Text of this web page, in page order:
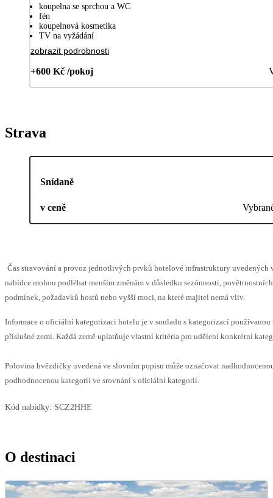
koupelna se sprchou a WC
fén
koupelnová kosmetika
TV na vyžádání
zobrazit podrobnosti
+600 Kč /pokoj
Strava
Snídaně
v ceně
Čas stravování a provoz jednotlivých prvků hotelové infrastruktury uvedených
nabídce mohou podléhat menším změnám v důsledku sezónnosti, povětrnostních
podmínek, požadavků hostů nebo vyšší moci, na které majitel nemá vliv.
Informace o oficiální kategorizaci hotelu je v souladu s kategorizací používanou
příslušné zemi. Každá země uplatňuje vlastní kritéria pro udělení konkrétní
Polovina hvězdičky uvedená ve slovním popisu může označovat
podhodnocenou kategorii ve srovnání s oficiální kategorií.
Kód nabídky: SCZ2HHE
O destinaci